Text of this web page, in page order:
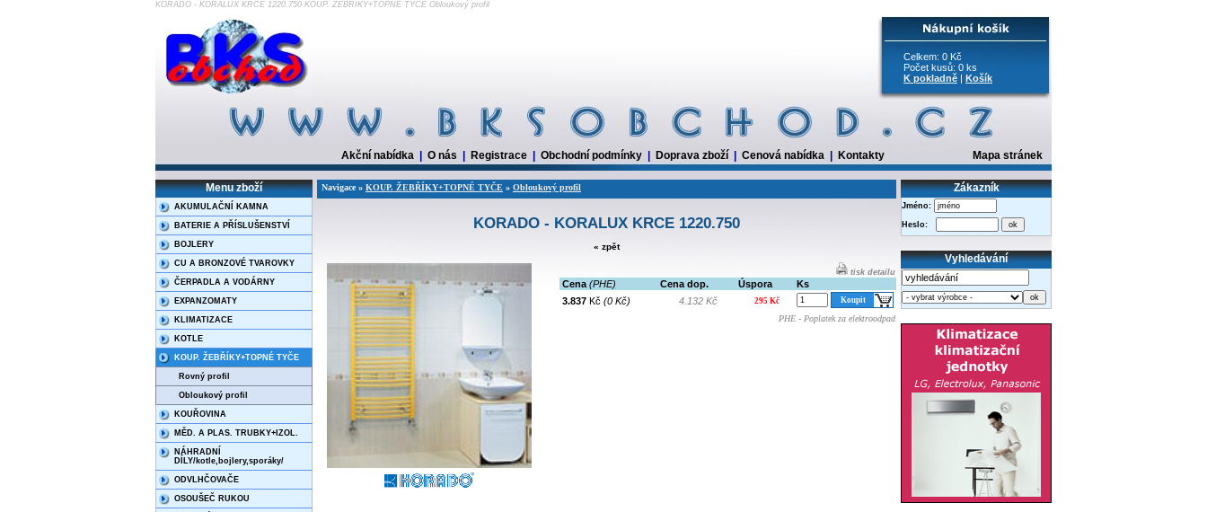
KORADO - KORALUX KRCE 1220.750 KOUP. ŽEBŘÍKY+TOPNÉ TYČE Obloukový profil
Celkem: 0 Kč
Počet kusů: 0 ks
K pokladně | Košík
Akční nabídka O nás Registrace Obchodní podmínky Doprava zboží Cenová nabídka Kontakty Mapa stránek
Menu zboží
AKUMULAČNÍ KAMNA
BATERIE A PŘÍSLUŠENSTVÍ
BOJLERY
CU A BRONZOVÉ TVAROVKY
ČERPADLA A VODÁRNY
EXPANZOMATY
KLIMATIZACE
KOTLE
KOUP. ŽEBŘÍKY+TOPNÉ TYČE
Rovný profil
Obloukový profil
KOUŘOVINA
MĚD. A PLAS. TRUBKY+IZOL.
NÁHRADNÍ
DÍLY/kotle,bojlery,sporáky/
ODVLHČOVAČE
OSOUŠEČ RUKOU
Navigace » KOUP. ŽEBŘÍKY+TOPNÉ TYČE » Obloukový profil
KORADO - KORALUX KRCE 1220.750
« zpět
tisk detailu
Cena (PHE) Cena dop. Úspora
Ks
3.837 Kč (0 Kč) 4.132 Kč 295 Kč
PHE - Poplatek za elektroodpad
Zákazník
Jméno:
Heslo:
Vyhledávání